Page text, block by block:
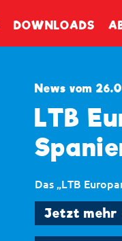
DOWNLOADS
News vom
LTB
Das „LTB
Jetzt mehr